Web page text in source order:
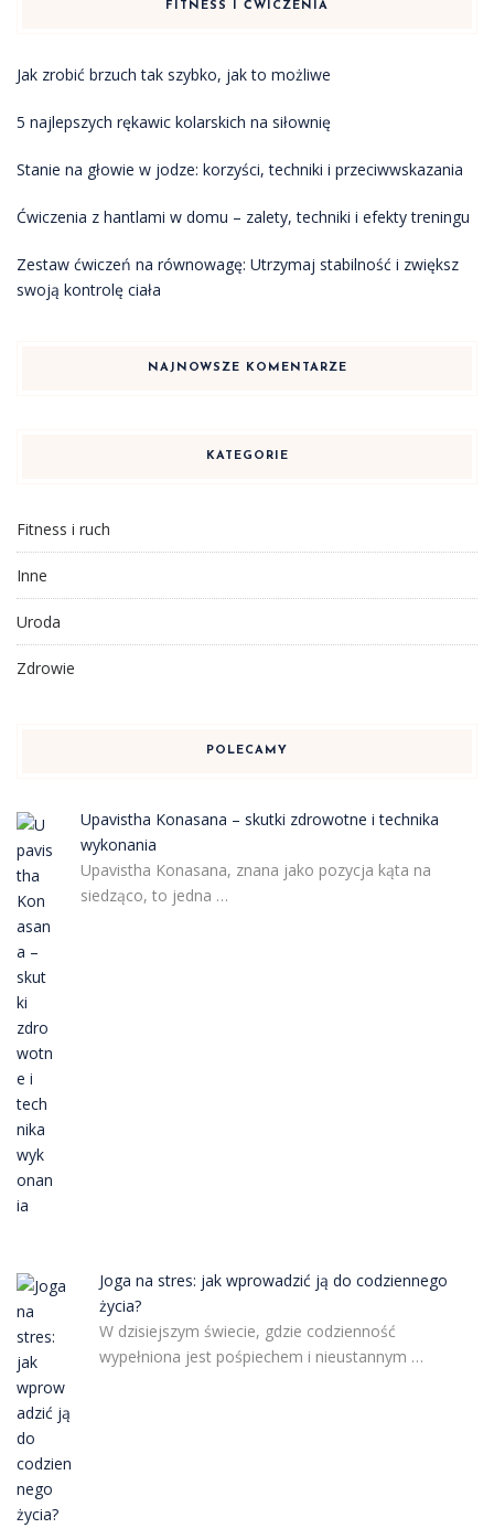
FITNESS I ĆWICZENIA
Jak zrobić brzuch tak szybko, jak to możliwe
5 najlepszych rękawic kolarskich na siłownię
Stanie na głowie w jodze: korzyści, techniki i przeciwwskazania
Ćwiczenia z hantlami w domu – zalety, techniki i efekty treningu
Zestaw ćwiczeń na równowagę: Utrzymaj stabilność i zwiększ
swoją kontrolę ciała
NAJNOWSZE KOMENTARZE
KATEGORIE
Fitness i ruch
Inne
Uroda
Zdrowie
POLECAMY
Upavistha Konasana – skutki zdrowotne i technika
wykonania
Upavistha Konasana, znana jako pozycja kąta na
siedząco, to jedna …
Joga na stres: jak wprowadzić ją do codziennego
życia?
W dzisiejszym świecie, gdzie codzienność
wypełniona jest pośpiechem i nieustannym …